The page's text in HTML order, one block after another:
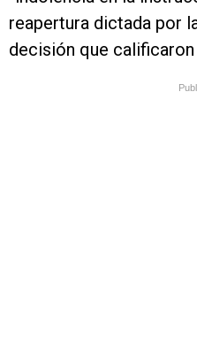
reapertura dictada por
decisión que